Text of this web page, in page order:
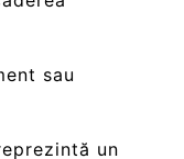
sau
un